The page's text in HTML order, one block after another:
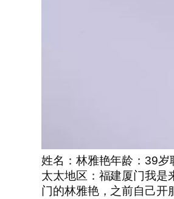
姓名：林雅艳年龄：39岁
太太地区：福建厦门我是
门的林雅艳，之前自己开